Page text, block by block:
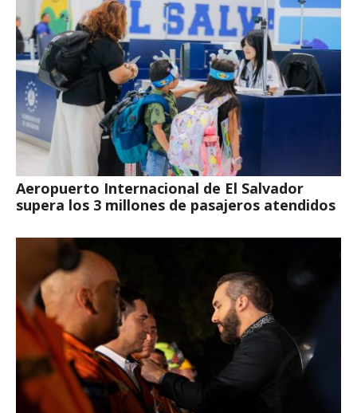
Aeropuerto Internacional de El Salvador
supera los 3 millones de pasajeros atendidos